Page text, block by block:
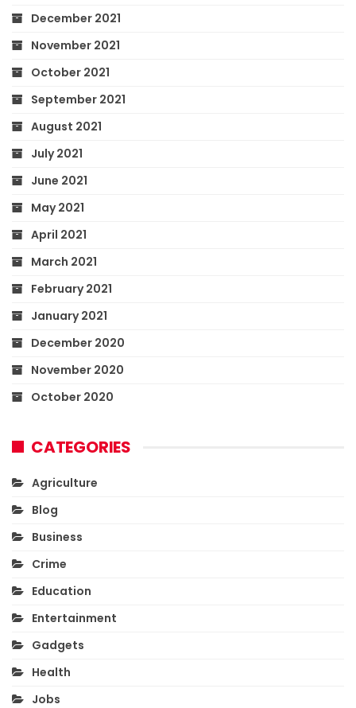
December 2021
November 2021
October 2021
September 2021
August 2021
July 2021
June 2021
May 2021
April 2021
March 2021
February 2021
January 2021
December 2020
November 2020
October 2020
CATEGORIES
Agriculture
Blog
Business
Crime
Education
Entertainment
Gadgets
Health
Jobs